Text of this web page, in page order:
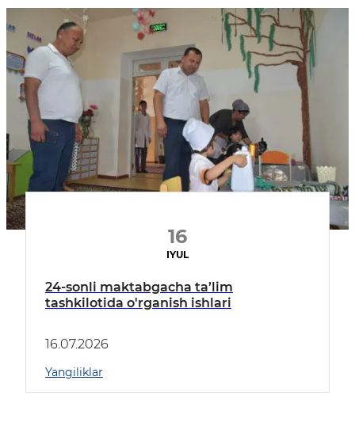
16
IYUL
24-sonli maktabgacha ta’lim
tashkilotida o'rganish ishlari
16.07.2026
Yangiliklar